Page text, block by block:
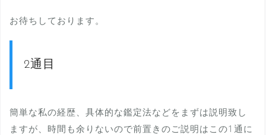
お待ちしております。
2通目
簡単な私の経歴、具体的な鑑定法などをまずは説明致し
ますが、時間も余りないので前置きのご説明はこの1通に